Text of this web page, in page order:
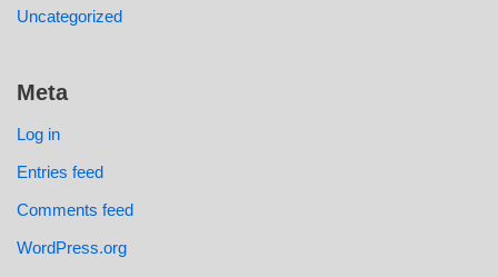
Uncategorized
Meta
Log in
Entries feed
Comments feed
WordPress.org